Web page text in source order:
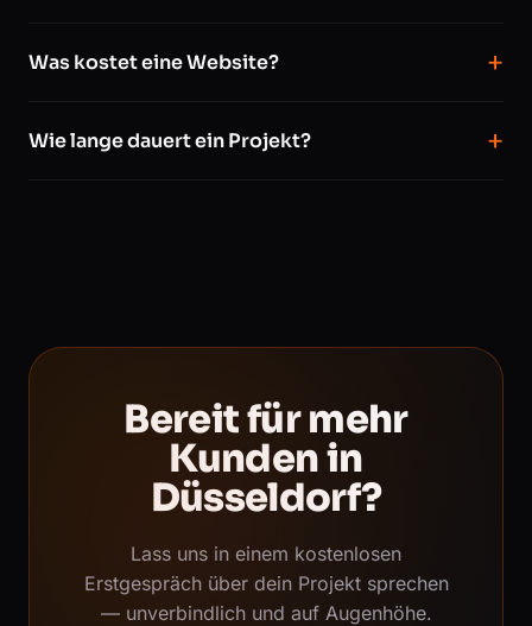
Was kostet eine Website?
Wie lange dauert ein Projekt?
Bereit für mehr
Kunden in
Düsseldorf?
Lass uns in einem kostenlosen
Erstgespräch über dein Projekt sprechen
— unverbindlich und auf Augenhöhe.